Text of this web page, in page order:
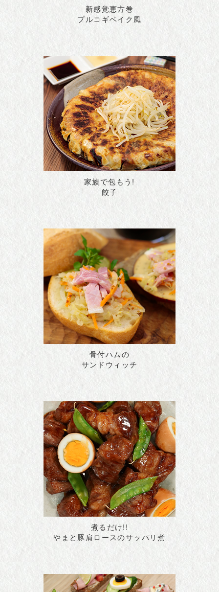
新感覚恵方巻
プルコギベイク風
家族で包もう!
餃子
骨付ハムの
サンドウィッチ
煮るだけ!!
やまと豚肩ロースのサッパリ煮